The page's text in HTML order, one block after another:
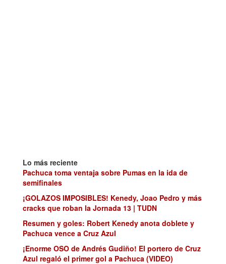
Lo más reciente
Pachuca toma ventaja sobre Pumas en la ida de
semifinales
¡GOLAZOS IMPOSIBLES! Kenedy, Joao Pedro y más
cracks que roban la Jornada 13 | TUDN
Resumen y goles: Robert Kenedy anota doblete y
Pachuca vence a Cruz Azul
¡Enorme OSO de Andrés Gudiño! El portero de Cruz
Azul regaló el primer gol a Pachuca (VIDEO)